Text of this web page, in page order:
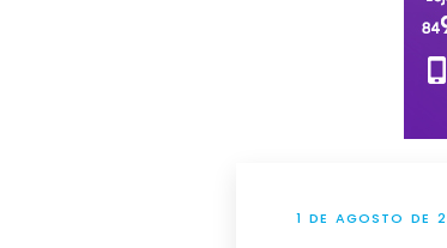
1 DE AGOSTO DE